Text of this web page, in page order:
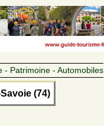
- Patrimoine - Automobiles
(74)